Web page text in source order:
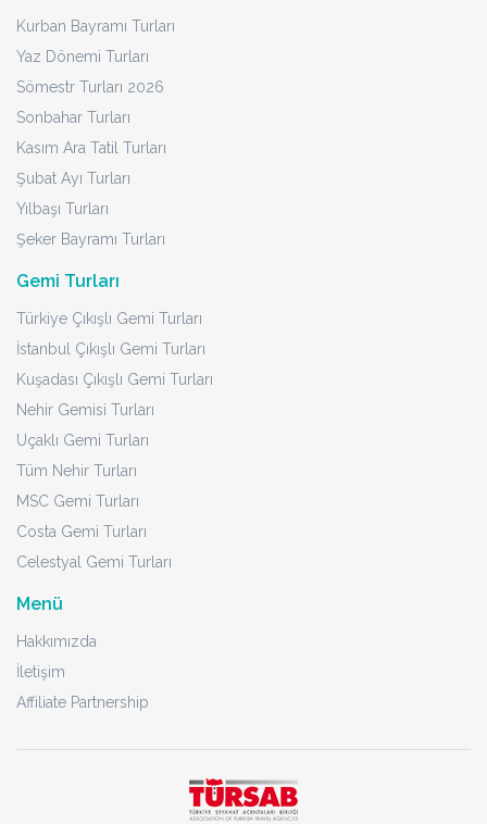
Kurban Bayramı Turları
Yaz Dönemi Turları
Sömestr Turları 2026
Sonbahar Turları
Kasım Ara Tatil Turları
Şubat Ayı Turları
Yılbaşı Turları
Şeker Bayramı Turları
Gemi Turları
Türkiye Çıkışlı Gemi Turları
İstanbul Çıkışlı Gemi Turları
Kuşadası Çıkışlı Gemi Turları
Nehir Gemisi Turları
Uçaklı Gemi Turları
Tüm Nehir Turları
MSC Gemi Turları
Costa Gemi Turları
Celestyal Gemi Turları
Menü
Hakkımızda
İletişim
Affiliate Partnership